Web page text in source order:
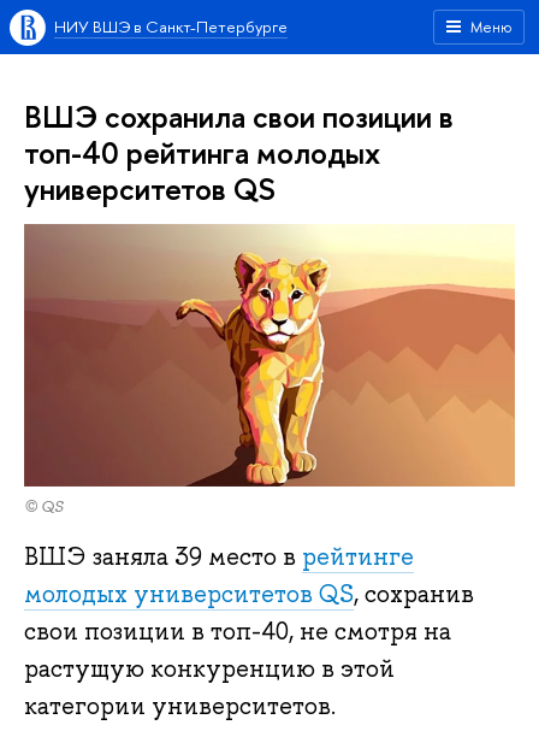
Меню
НИУ ВШЭ в Санкт-Петербурге
ВШЭ сохранила свои позиции в
топ-40 рейтинга молодых
университетов QS
© QS
ВШЭ заняла 39 место в рейтинге
молодых университетов QS, сохранив
свои позиции в топ-40, не смотря на
растущую конкуренцию в этой
категории университетов.